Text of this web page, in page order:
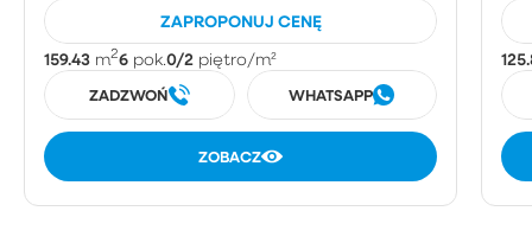
ZAPROPONUJ CENĘ
159.43 m26 pok.0/2 piętro/m²
ZADZWOŃ WHATSAPP
ZOBACZ